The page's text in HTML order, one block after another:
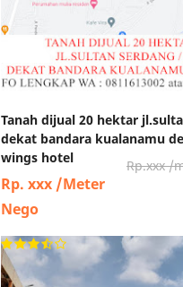
Tanah dijual 20 hektar
dekat bandara kualanamu
wings hotel
Rp.xxx /
Rp. xxx /Meter
Nego